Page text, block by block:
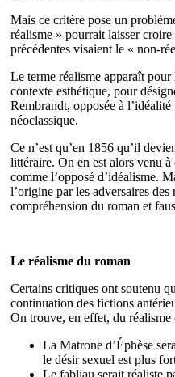
Mais ce critère pose un
réalisme » pourrait laisser
précédentes visaient le « non-
Le terme réalisme apparaît
contexte esthétique, pour
Rembrandt, opposée à
néoclassique.
Ce n’est qu’en 1856 qu’il
littéraire. On en est alors venu
comme l’opposé d’idéalisme.
l’origine par les adversaires
compréhension du roman et
Le réalisme du roman
Certains critiques ont soutenu
continuation des fictions
On trouve, en effet, du réalisme
La Matrone d’Éphèse
le désir sexuel est plus
Le fabliau serait réaliste